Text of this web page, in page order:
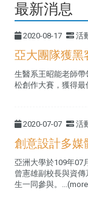
最新消息
2020-08-17 活
亞大團隊獲黑
生醫系王昭能老師
松創作大賽，獲得最
2020-07-07 活
創意設計多媒
亞洲大學於109年07
曾憲雄副校長與資
生一同參與。